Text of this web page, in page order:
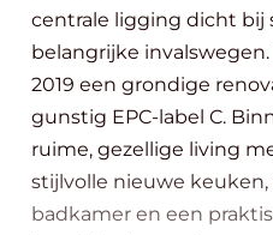
centrale ligging dicht bij
belangrijke invalswegen. De woning kreeg in
2019 een grondige
gunstig EPC-label C. Binnen geniet u van een
ruime, gezellige living
stijlvolle nieuwe
badkamer en een praktische